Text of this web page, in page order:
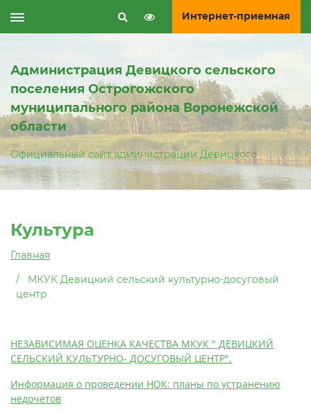
Интернет-приемная
Администрация Девицкого сельского
поселения Острогожского
муниципального района Воронежской
области
Официальный сайт администрации Девицкого
Культура
Главная
МКУК Девицкий сельский культурно-досуговый
центр
НЕЗАВИСИМАЯ ОЦЕНКА КАЧЕСТВА МКУК " ДЕВИЦКИЙ
СЕЛЬСКИЙ КУЛЬТУРНО- ДОСУГОВЫЙ ЦЕНТР".
Информация о проведении НОК: планы по устранению
недочетов